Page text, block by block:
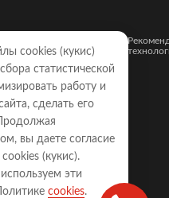
сайта
все объявления о
на настоящем
информационный
не являются публичной
Статьи 437
Федерации. Для
моделей с
характеристиками
точной стоимости
к менеджерам
cookies (кукиc)
статистической
работу и
сделать его
вы даете согласие
(кукиc).
эти
cookies.